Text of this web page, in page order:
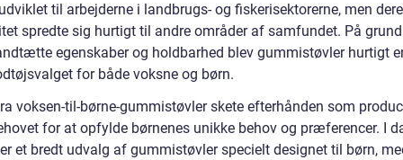
til arbejderne i landbrugs- og fiskerisektorerne, men
spredte sig hurtigt til andre områder af samfundet. På
egenskaber og holdbarhed blev gummistøvler hurtigt
for både voksne og børn.
voksen-til-børne-gummistøvler skete efterhånden som
for at opfylde børnenes unikke behov og præferencer. I
et bredt udvalg af gummistøvler specielt designet til børn,